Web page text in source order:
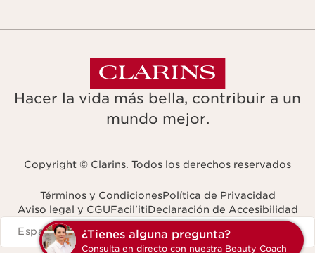
Hacer la vida más bella, contribuir a un
mundo mejor.
Copyright © Clarins. Todos los derechos reservados
Términos y CondicionesPolítica de Privacidad
Aviso legal y CGUFacil'itiDeclaración de Accesibilidad
Navigates to
España ¿Tienes alguna pregunta?
Consulta en directo con nuestra Beauty Coach